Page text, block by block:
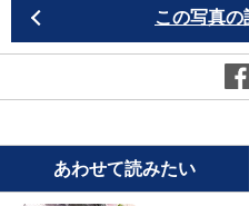
この写真
あわせて読みたい